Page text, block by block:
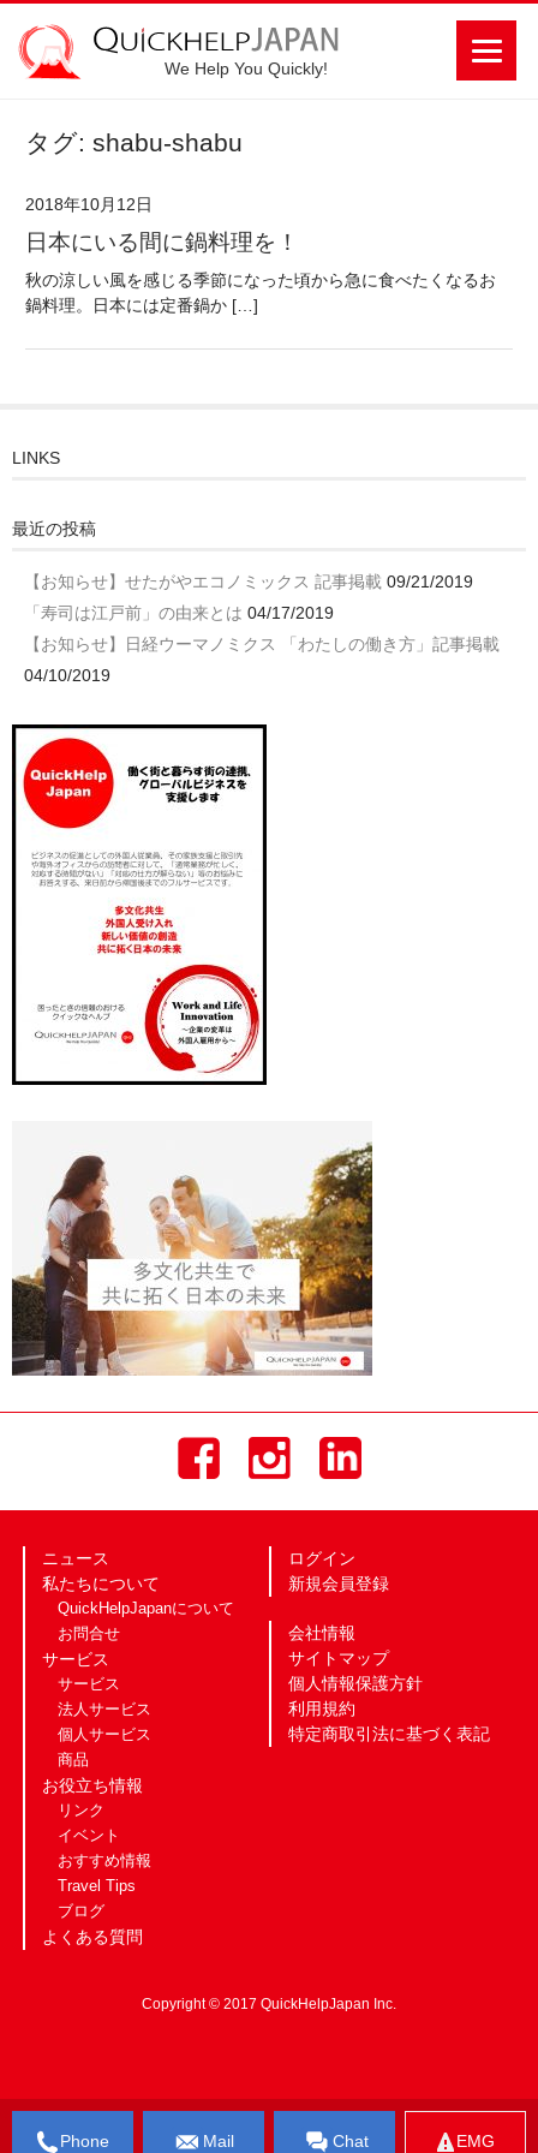
We Help You Quickly!
タグ: shabu-shabu
2018年10月12日
日本にいる間に鍋料理を！
秋の涼しい風を感じる季節になった頃から急に食べたくなるお
鍋料理。日本には定番鍋か […]
LINKS
最近の投稿
【お知らせ】せたがやエコノミックス 記事掲載 09/21/2019
「寿司は江戸前」の由来とは 04/17/2019
【お知らせ】日経ウーマノミクス 「わたしの働き方」記事掲載
04/10/2019
Phone Mail Chat EMG
ニュース
私たちについて
QuickHelpJapanについて
お問合せ
サービス
サービス
法人サービス
個人サービス
商品
お役立ち情報
リンク
イベント
おすすめ情報
Travel Tips
ブログ
よくある質問
ログイン
新規会員登録
会社情報
サイトマップ
個人情報保護方針
利用規約
特定商取引法に基づく表記
Copyright © 2017 QuickHelpJapan Inc.